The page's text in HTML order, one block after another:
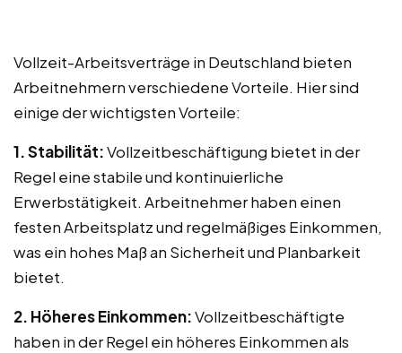
Vollzeit-Arbeitsverträge in Deutschland bieten
Arbeitnehmern verschiedene Vorteile. Hier sind
einige der wichtigsten Vorteile:
1. Stabilität:Vollzeitbeschäftigung bietet in der
Regel eine stabile und kontinuierliche
Erwerbstätigkeit. Arbeitnehmer haben einen
festen Arbeitsplatz und regelmäßiges Einkommen,
was ein hohes Maß an Sicherheit und Planbarkeit
bietet.
2. Höheres Einkommen:Vollzeitbeschäftigte
haben in der Regel ein höheres Einkommen als